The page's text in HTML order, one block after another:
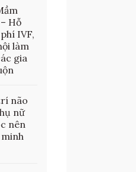
Hỗ
IVF,
làm
gia
não
nữ
nên